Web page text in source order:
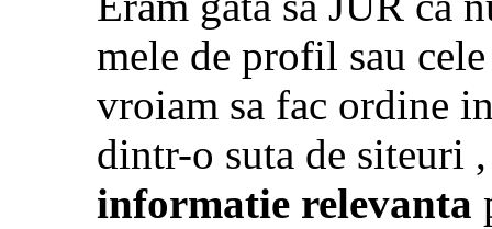
mele de profil sau
vroiam sa fac ordine
dintr-o suta de siteuri
informatie relevanta